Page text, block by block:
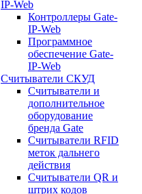
IP-Web
Контроллеры Gate-
IP-Web
Программное
обеспечение Gate-
IP-Web
Считыватели СКУД
Считыватели и
дополнительное
оборудование
бренда Gate
Считыватели RFID
меток дальнего
действия
Считыватели QR и
штрих кодов